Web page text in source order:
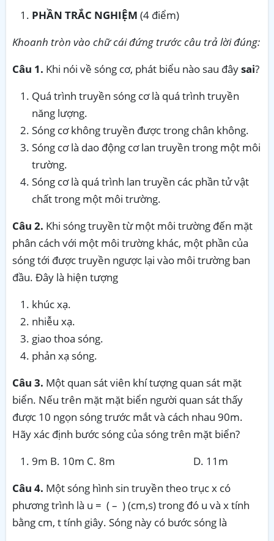
PHẦN TRẮC NGHIỆM (4 điểm)
Khoanh tròn vào chữ cái đứng trướccâu trả lời đúng:
Câu 1. Khi nói về sóng cơ, phát biểu nào sau đâysai?
Quá trình truyền sóng cơ là quá trình truyền
năng lượng.
Sóng cơ không truyền được trong chân không.
Sóng cơ là dao động cơ lan truyền trong một môi
trường.
Sóng cơ là quá trình lan truyền các phần tử vật
chất trong một môi trường.
Câu 2. Khi sóng truyền từ một môi trường đến mặt
phân cách với một môi trường khác, một phần của
sóng tới được truyền ngược lại vào môi trường ban
đầu. Đây là hiện tượng
khúc xạ.
nhiễu xạ.
giao thoa sóng.
phản xạ sóng.
Câu 3. Một quan sát viên khí tượng quan sát mặt
biển. Nếu trên mặt mặt biển người quan sát thấy
được 10 ngọn sóng trước mắt và cách nhau 90m.
Hãy xác định bước sóng của sóng trên mặt biển?
9m B. 10m C. 8m D. 11m
Câu 4. Một sóng hình sin truyền theo trục x có
phương trình là u = ( – ) (cm,s) trong đó u và x tính
bằng cm, t tính giây. Sóng này có bước sóng là